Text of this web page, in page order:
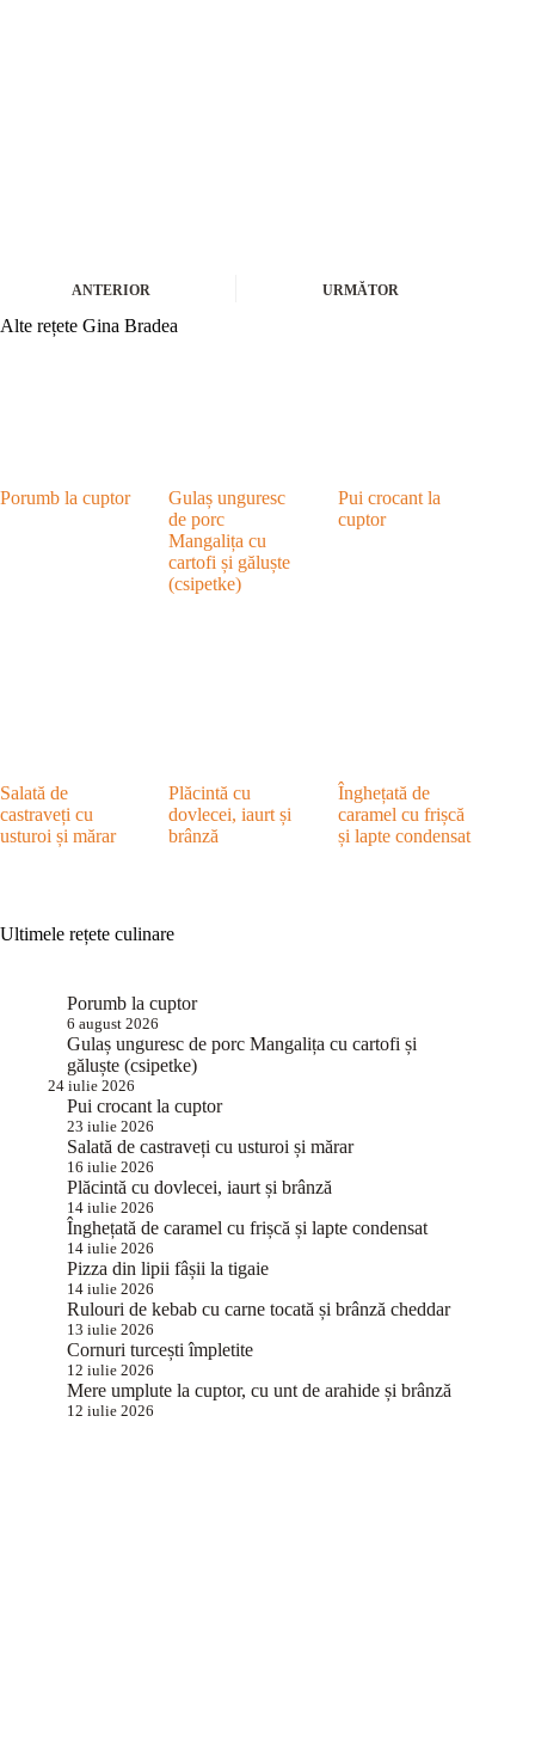
ANTERIOR URMĂTOR
Alte rețete Gina Bradea
Porumb la cuptor
Gulaș unguresc
de porc
Mangalița cu
cartofi și găluște
(csipetke)
Pui crocant la
cuptor
Salată de
castraveți cu
usturoi și mărar
Plăcintă cu
dovlecei, iaurt și
brânză
Înghețată de
caramel cu frișcă
și lapte condensat
Ultimele rețete culinare
Porumb la cuptor
6 august 2026
Gulaș unguresc de porc Mangalița cu cartofi și
găluște (csipetke)
24 iulie 2026
Pui crocant la cuptor
23 iulie 2026
Salată de castraveți cu usturoi și mărar
16 iulie 2026
Plăcintă cu dovlecei, iaurt și brânză
14 iulie 2026
Înghețată de caramel cu frișcă și lapte condensat
14 iulie 2026
Pizza din lipii fâșii la tigaie
14 iulie 2026
Rulouri de kebab cu carne tocată și brânză cheddar
13 iulie 2026
Cornuri turcești împletite
12 iulie 2026
Mere umplute la cuptor, cu unt de arahide și brânză
12 iulie 2026